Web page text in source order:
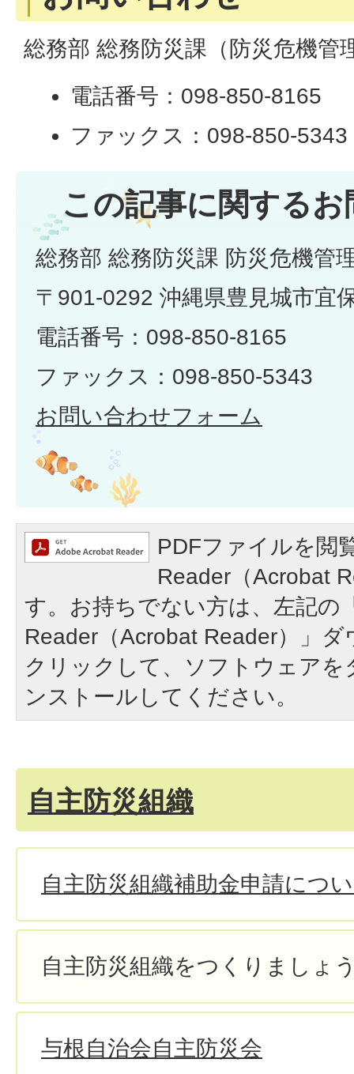
総務部 総務防災課（防災危機管
電話番号：098-850-8165
ファックス：098-850-5343
この記事に関する
総務部 総務防災課 防災危機管
〒901-0292 沖縄県豊見城市宜
電話番号：098-850-8165
ファックス：098-850-5343
お問い合わせフォーム
PDFファイルを閲
Reader（Acrobat
す。お持ちでない方は、左記の
Reader（Acrobat Reader）」
クリックして、ソフトウェア
ンストールしてください。
自主防災組織
自主防災組織補助金申請につ
自主防災組織をつくりましょ
与根自治会自主防災会